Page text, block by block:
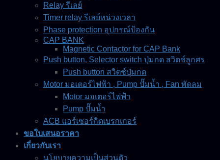
Relay รีเลย์
Timer relay รีเลย์หน่วงเวลา
Phase protection อุปกรณ์ป้องกัน
CAP BANK
Magnetic Contactor for CAP Bank
Push button, Selector switch ปุ่มกด สวิตช์ลูกศร
Push button สวิตช์ปุ่มกด
Motor มอเตอร์ไฟฟ้า , Pump ปั๊มน้ำ , Fan พัดลม
Motor มอเตอร์ไฟฟ้า
Pump ปั๊มน้ำ
ACB แอร์เซอร์กิตเบรกเกอร์
ขอใบเสนอราคา
เกี่ยวกับเรา
นโยบายความเป็นส่วนตัว